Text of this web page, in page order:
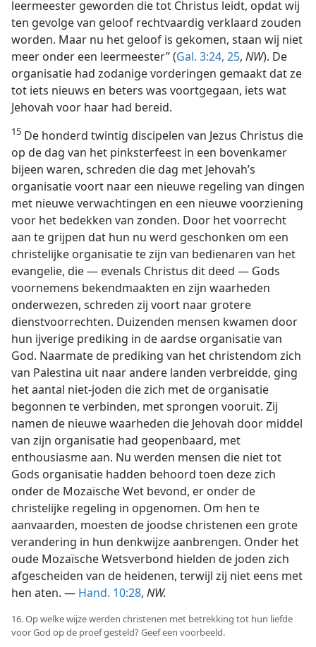
leermeester geworden die tot Christus leidt, opdat wij
ten gevolge van geloof rechtvaardig verklaard zouden
worden. Maar nu het geloof is gekomen, staan wij niet
meer onder een leermeester” (Gal. 3:24, 25, NW). De
organisatie had zodanige vorderingen gemaakt dat ze
tot iets nieuws en beters was voortgegaan, iets wat
Jehovah voor haar had bereid.
15 De honderd twintig discipelen van Jezus Christus die
op de dag van het pinksterfeest in een bovenkamer
bijeen waren, schreden die dag met Jehovah’s
organisatie voort naar een nieuwe regeling van dingen
met nieuwe verwachtingen en een nieuwe voorziening
voor het bedekken van zonden. Door het voorrecht
aan te grijpen dat hun nu werd geschonken om een
christelijke organisatie te zijn van bedienaren van het
evangelie, die — evenals Christus dit deed — Gods
voornemens bekendmaakten en zijn waarheden
onderwezen, schreden zij voort naar grotere
dienstvoorrechten. Duizenden mensen kwamen door
hun ijverige prediking in de aardse organisatie van
God. Naarmate de prediking van het christendom zich
van Palestina uit naar andere landen verbreidde, ging
het aantal niet-joden die zich met de organisatie
begonnen te verbinden, met sprongen vooruit. Zij
namen de nieuwe waarheden die Jehovah door middel
van zijn organisatie had geopenbaard, met
enthousiasme aan. Nu werden mensen die niet tot
Gods organisatie hadden behoord toen deze zich
onder de Mozaïsche Wet bevond, er onder de
christelijke regeling in opgenomen. Om hen te
aanvaarden, moesten de joodse christenen een grote
verandering in hun denkwijze aanbrengen. Onder het
oude Mozaïsche Wetsverbond hielden de joden zich
afgescheiden van de heidenen, terwijl zij niet eens met
hen aten. — Hand. 10:28, NW.
16. Op welke wijze werden christenen met betrekking tot hun liefde
voor God op de proef gesteld? Geef een voorbeeld.